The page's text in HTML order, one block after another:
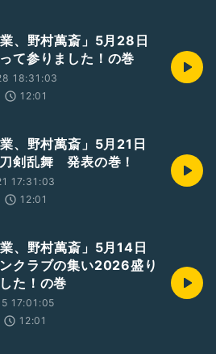
、野村萬斎」5月28日
て参りました！の巻
18:31:03
12:01
、野村萬斎」5月21日
剣乱舞 発表の巻！
17:31:03
12:01
、野村萬斎」5月14日
クラブの集い2026盛り
た！の巻
17:01:05
12:01